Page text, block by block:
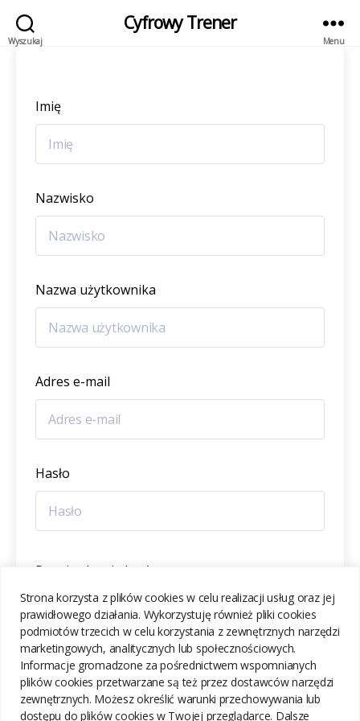
Strona korzysta z plików cookies w celu realizacji usług oraz jej
prawidłowego działania. Wykorzystuję również pliki cookies
podmiotów trzecich w celu korzystania z zewnętrznych narzędzi
marketingowych, analitycznych lub społecznościowych.
Informacje gromadzone za pośrednictwem wspomnianych
plików cookies przetwarzane są też przez dostawców narzędzi
zewnętrznych. Możesz określić warunki przechowywania lub
dostępu do plików cookies w Twojej przeglądarce. Dalsze
Wyszukaj
Cyfrowy Trener
Menu
Imię
Nazwisko
Nazwa użytkownika
Adres e-mail
Hasło
Potwierdzenie hasła
ZAREJESTRUJ SIĘ